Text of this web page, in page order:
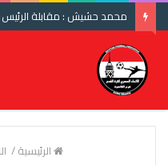
الرئيسية/